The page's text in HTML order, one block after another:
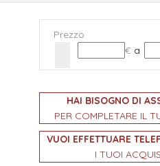
Prezzo
€ a
HAI BISOGNO DI
PER COMPLETARE IL
VUOI EFFETTUARE
I TUOI